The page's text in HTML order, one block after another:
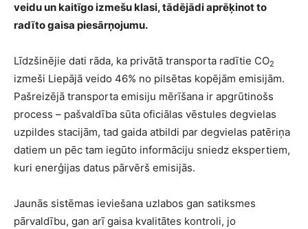
veidu un kaitīgo izmešu klasi, tādējādi aprēķinot to
radīto gaisa piesārņojumu.
Līdzšinējie dati rāda, ka privātā transporta radītie CO2
izmeši Liepājā veido 46% no pilsētas kopējām emisijām.
Pašreizējā transporta emisiju mērīšana ir apgrūtinošs
process – pašvaldība sūta oficiālas vēstules degvielas
uzpildes stacijām, tad gaida atbildi par degvielas patēriņa
datiem un pēc tam iegūto informāciju sniedz ekspertiem,
kuri enerģijas datus pārvērš emisijās.
Jaunās sistēmas ieviešana uzlabos gan satiksmes
pārvaldību, gan arī gaisa kvalitātes kontroli, jo